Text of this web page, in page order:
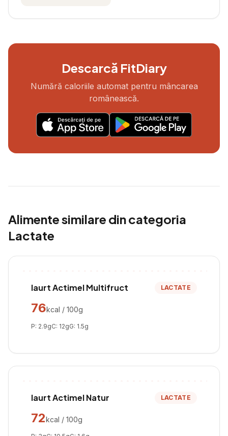
Descarcă FitDiary
Numără caloriile automat pentru mâncarea
românească.
Alimente similare din categoria
Lactate
Iaurt Actimel Multifruct LACTATE
76kcal / 100g
P: 2.9gC: 12gG: 1.5g
Iaurt Actimel Natur LACTATE
72kcal / 100g